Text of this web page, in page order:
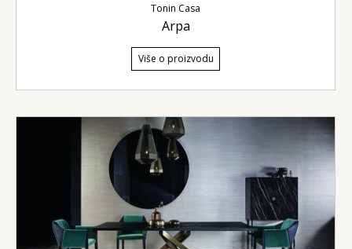
Tonin Casa
Arpa
Više o proizvodu